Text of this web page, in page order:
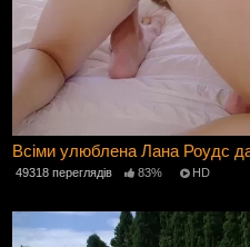
Всіми улюблена Лана Роудс
49318 переглядів 83% HD